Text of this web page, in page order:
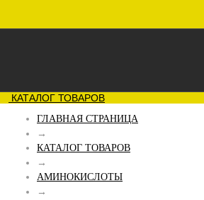
КАТАЛОГ ТОВАРОВ
ГЛАВНАЯ СТРАНИЦА
→
КАТАЛОГ ТОВАРОВ
→
АМИНОКИСЛОТЫ
→